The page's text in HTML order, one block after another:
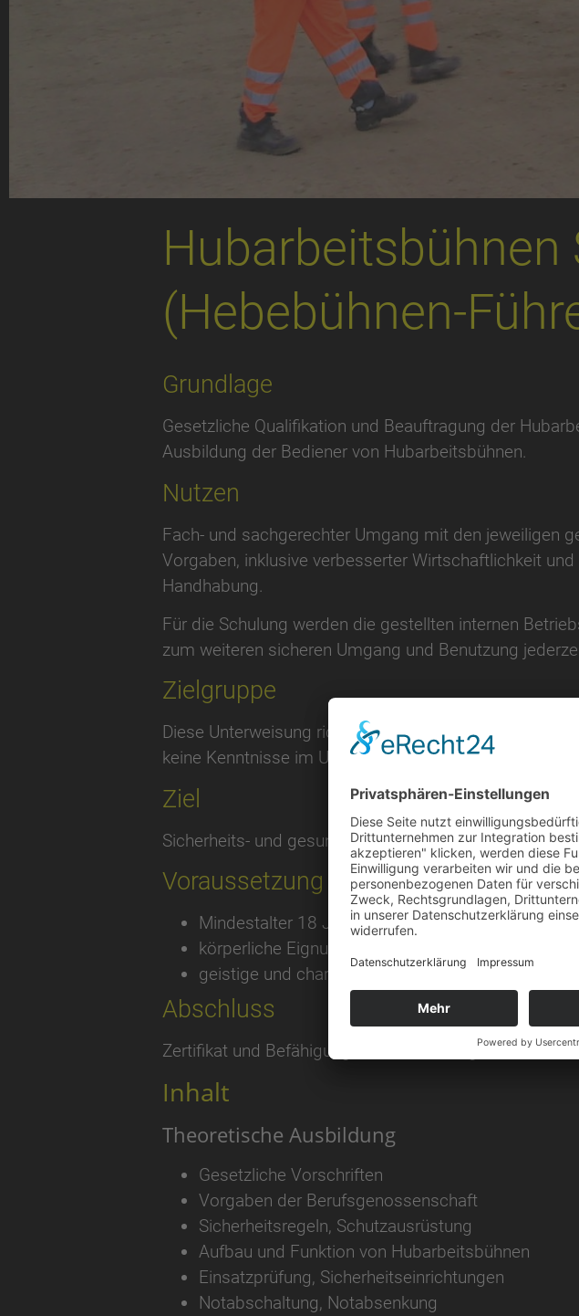
Hubarbeitsbühnen
(Hebebühnen-
Grundlage
Gesetzliche Qualifikation und Beauftragung der
Ausbildung der Bediener von Hubarbeitsbühnen.
Nutzen
Fach- und sachgerechter Umgang mit den jeweiligen
Vorgaben, inklusive verbesserter Wirtschaftlichkeit
Handhabung.
Für die Schulung werden die gestellten internen
zum weiteren sicheren Umgang und Benutzung
Zielgruppe
Diese Unterweisung richtet sich an Personen, die
keine Kenntnisse im Umgang mit Hubarbeitsbühnen
Ziel
Sicherheits- und gesundheitsgerechtes Verhalten im
Voraussetzung
Mindestalter 18 Jahre
körperliche Eignung
geistige und charakterliche Eignung
Abschluss
Zertifikat und Befähigungsnachweis laut gesetzlicher
Inhalt
Theoretische Ausbildung
Gesetzliche Vorschriften
Vorgaben der Berufsgenossenschaft
Sicherheitsregeln, Schutzausrüstung
Aufbau und Funktion von Hubarbeitsbühnen
Einsatzprüfung, Sicherheitseinrichtungen
Notabschaltung, Notabsenkung